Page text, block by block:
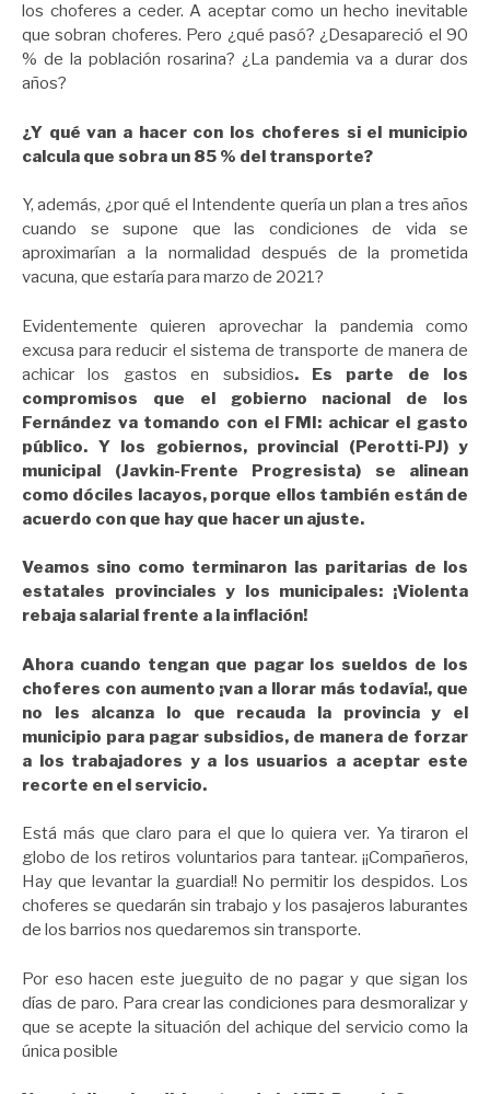
los choferes a ceder. A aceptar como un hecho inevitable
que sobran choferes. Pero ¿qué pasó? ¿Desapareció el 90
% de la población rosarina? ¿La pandemia va a durar dos
años?
¿Y qué van a hacer con los choferes si el municipio
calcula que sobra un 85 % del transporte?
Y, además, ¿por qué el Intendente quería un plan a tres años
cuando se supone que las condiciones de vida se
aproximarían a la normalidad después de la prometida
vacuna, que estaría para marzo de 2021?
Evidentemente quieren aprovechar la pandemia como
excusa para reducir el sistema de transporte de manera de
achicar los gastos en subsidios. Es parte de los
compromisos que el gobierno nacional de los
Fernández va tomando con el FMI: achicar el gasto
público. Y los gobiernos, provincial (Perotti-PJ) y
municipal (Javkin-Frente Progresista) se alinean
como dóciles lacayos, porque ellos también están de
acuerdo con que hay que hacer un ajuste.
Veamos sino como terminaron las paritarias de los
estatales provinciales y los municipales: ¡Violenta
rebaja salarial frente a la inflación!
Ahora cuando tengan que pagar los sueldos de los
choferes con aumento ¡van a llorar más todavía!, que
no les alcanza lo que recauda la provincia y el
municipio para pagar subsidios, de manera de forzar
a los trabajadores y a los usuarios a aceptar este
recorte en el servicio.
Está más que claro para el que lo quiera ver. Ya tiraron el
globo de los retiros voluntarios para tantear. ¡¡Compañeros,
Hay que levantar la guardia!! No permitir los despidos. Los
choferes se quedarán sin trabajo y los pasajeros laburantes
de los barrios nos quedaremos sin transporte.
Por eso hacen este jueguito de no pagar y que sigan los
días de paro. Para crear las condiciones para desmoralizar y
que se acepte la situación del achique del servicio como la
única posible